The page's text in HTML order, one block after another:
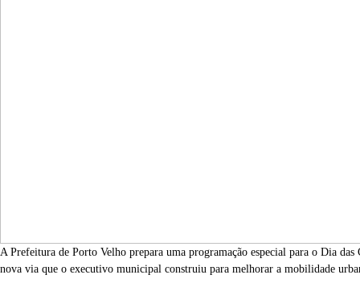
A Prefeitura de Porto Velho prepara uma programação especial para o Dia
nova via que o executivo municipal construiu para melhorar a mobilidade